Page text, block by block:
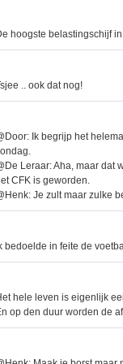
hoogste belastingschijf
.. ook dat nog!
Ik begrijp het
Leraar: Aha, maar dat
CFK is geworden.
Je zult maar zulke
Ik bedoelde in feite de
hele leven is eigenlijk
op den duur worden de